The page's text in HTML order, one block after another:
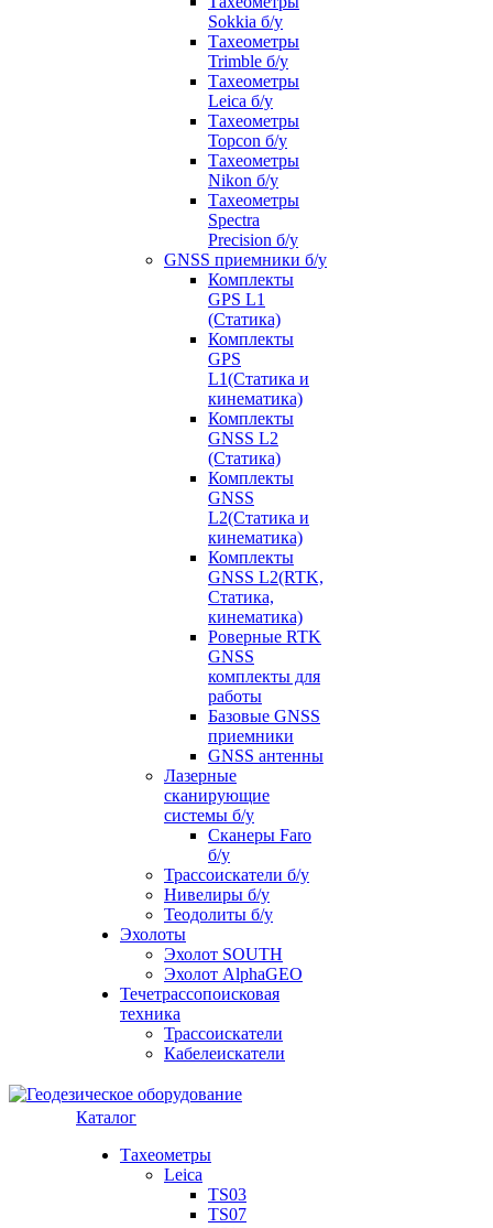
Sokkia б/у
Тахеометры
Trimble б/у
Тахеометры
Leica б/у
Тахеометры
Topcon б/у
Тахеометры
Nikon б/у
Тахеометры
Spectra
Precision б/у
GNSS приемники б/у
Комплекты
GPS L1
(Статика)
Комплекты
GPS
L1(Статика и
кинематика)
Комплекты
GNSS L2
(Статика)
Комплекты
GNSS
L2(Статика и
кинематика)
Комплекты
GNSS L2(RTK,
Статика,
кинематика)
Роверные RTK
GNSS
комплекты для
работы
Базовые GNSS
приемники
GNSS антенны
Лазерные
сканирующие
системы б/у
Сканеры Faro
б/у
Трассоискатели б/у
Нивелиры б/у
Теодолиты б/у
Эхолоты
Эхолот SOUTH
Эхолот AlphaGEO
Течетрассопоисковая
техника
Трассоискатели
Кабелеискатели
Каталог
Тахеометры
Leica
TS03
TS07